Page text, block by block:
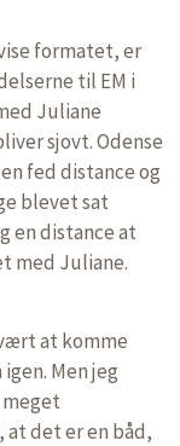
formatet, er
til EM i
Juliane
sjovt. Odense
fed distance og
blevet sat
en distance at
med Juliane.
at komme
Men jeg
at det er en båd,